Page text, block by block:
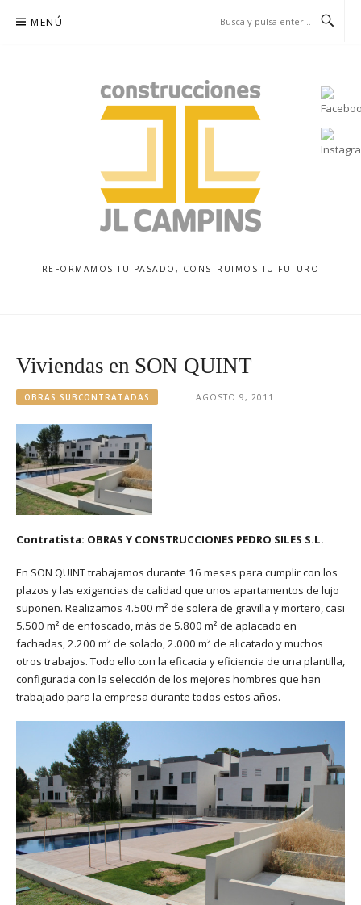
MENÚ
REFORMAMOS TU PASADO, CONSTRUIMOS TU FUTURO
Viviendas en SON QUINT
OBRAS SUBCONTRATADAS AGOSTO 9, 2011
Contratista: OBRAS Y CONSTRUCCIONES PEDRO SILES S.L.
En SON QUINT trabajamos durante 16 meses para cumplir con los
plazos y las exigencias de calidad que unos apartamentos de lujo
suponen. Realizamos 4.500 m² de solera de gravilla y mortero, casi
5.500 m² de enfoscado, más de 5.800 m² de aplacado en
fachadas, 2.200 m² de solado, 2.000 m² de alicatado y muchos
otros trabajos. Todo ello con la eficacia y eficiencia de una plantilla,
configurada con la selección de los mejores hombres que han
trabajado para la empresa durante todos estos años.